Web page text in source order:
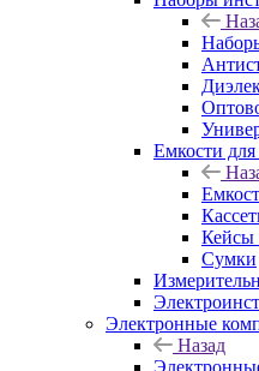
Емкости
Кейсы
Сумки
Электронные
Назад